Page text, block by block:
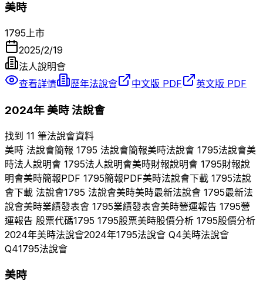
美時
1795上市
2025/2/19
法人說明會
查看詳情
歷年法說會 中文版 PDF 英文版 PDF
2024年美時法說會
找到 11 筆法說會資料
美時 法說會簡報 1795 法說會簡報美時法說會 1795法說會美
時法人說明會 1795法人說明會美時財報說明會 1795財報說
明會美時簡報PDF 1795簡報PDF美時法說會下載 1795法說
會下載 法說會1795 法說會美時美時最新法說會 1795最新法
說會美時業績發表會 1795業績發表會美時營運報告 1795營
運報告 股票代碼1795 1795股票美時股價分析 1795股價分析
2024年美時法說會2024年1795法說會 Q4美時法說會
Q41795法說會
美時